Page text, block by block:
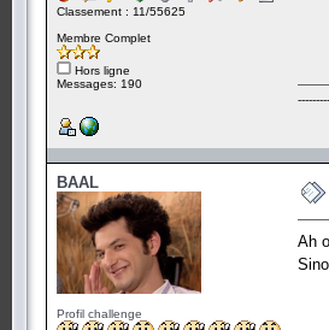
Classement : 11/55625
Membre Complet
Hors ligne
Messages: 190
BAAL
Profil challenge
Ah